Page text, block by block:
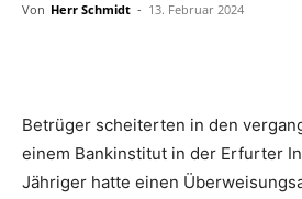
Von Herr Schmidt - 13. Februar 2024
Betrüger scheiterten in den
einem Bankinstitut in der Erfurter
Jähriger hatte einen